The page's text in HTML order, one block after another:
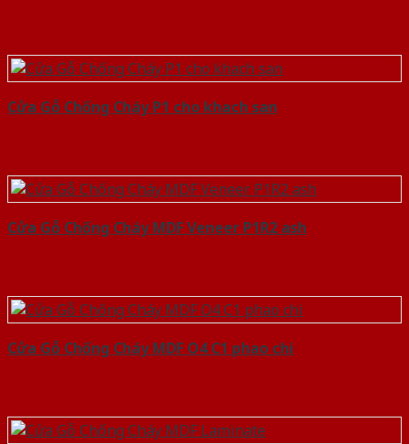
Cửa Gỗ Chống Cháy P1 cho khach san
Cửa Gỗ Chống Cháy MDF Veneer P1R2 ash
Cửa Gỗ Chống Cháy MDF O4 C1 phao chi